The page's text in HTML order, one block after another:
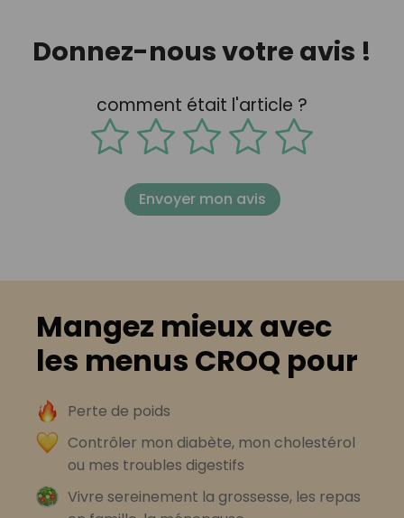
Donnez-nous votre avis !
comment était l'article ?
Envoyer mon avis
Mangez mieux avec
les menus CROQ pour
Perte de poids
Contrôler mon diabète, mon cholestérol
ou mes troubles digestifs
Vivre sereinement la grossesse, les repas